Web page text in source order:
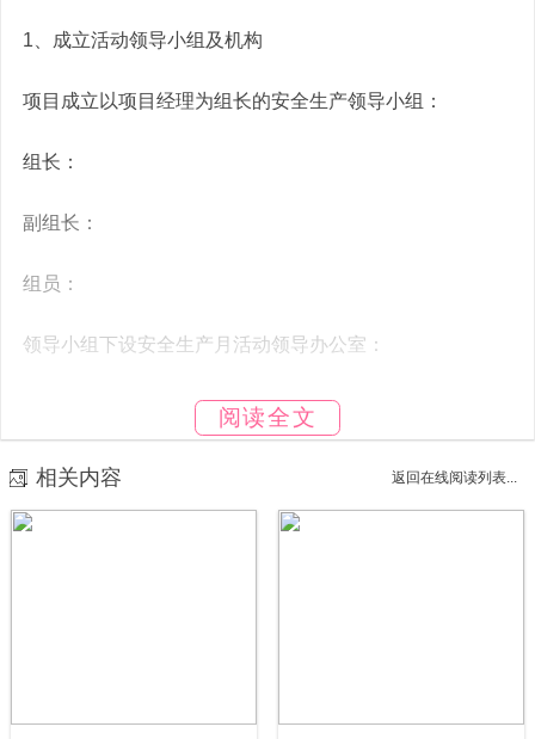
1、成立活动领导小组及机构
项目成立以项目经理为组长的安全生产领导小组：
组长：
副组长：
组员：
领导小组下设安全生产月活动领导办公室：
成员：
车辆：五十铃一辆猎豹一辆捷达一辆
阅读全文
相关内容 返回在线阅读列表...